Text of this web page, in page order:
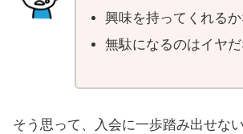
興味を持ってくれるか
無駄になるのはイヤだ
そう思って、入会に一歩踏み出せな